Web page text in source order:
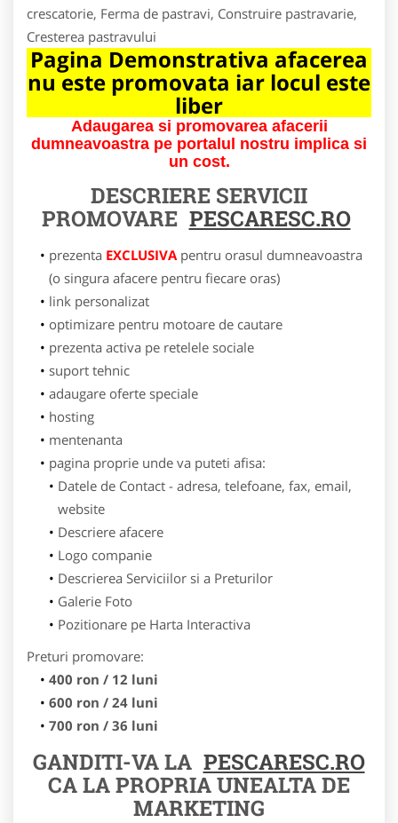
crescatorie, Ferma de pastravi, Construire pastravarie,
Cresterea pastravului
Pagina Demonstrativa afacerea
nu este promovata iar locul este
liber
Adaugarea si promovarea afacerii
dumneavoastra pe portalul nostru implica si
un cost.
DESCRIERE SERVICII
PROMOVARE PESCARESC.RO
prezenta EXCLUSIVApentru orasul dumneavoastra
(o singura afacere pentru fiecare oras)
link personalizat
optimizare pentru motoare de cautare
prezenta activa pe retelele sociale
suport tehnic
adaugare oferte speciale
hosting
mentenanta
pagina proprie unde va puteti afisa:
Datele de Contact - adresa, telefoane, fax, email,
website
Descriere afacere
Logo companie
Descrierea Serviciilor si a Preturilor
Galerie Foto
Pozitionare pe Harta Interactiva
Preturi promovare:
400 ron / 12 luni
600 ron / 24 luni
700 ron / 36 luni
GANDITI-VA LA PESCARESC.RO
CA LA PROPRIA UNEALTA DE
MARKETING